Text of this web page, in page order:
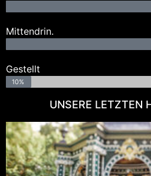
Mittendrin.
Gestellt
10%
UNSERE LETZTEN